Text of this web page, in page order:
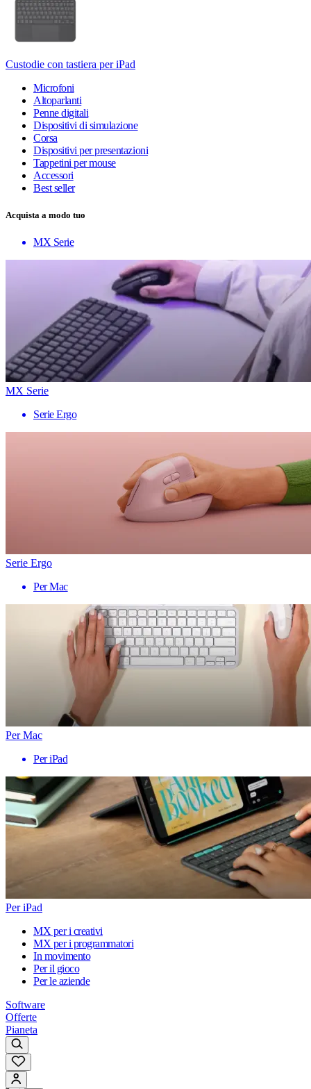
Custodie con tastiera per iPad
Microfoni
Altoparlanti
Penne digitali
Dispositivi di simulazione
Corsa
Dispositivi per presentazioni
Tappetini per mouse
Accessori
Best seller
Acquista a modo tuo
MX Serie
MX Serie
Serie Ergo
Serie Ergo
Per Mac
Per Mac
Per iPad
Per iPad
MX per i creativi
MX per i programmatori
In movimento
Per il gioco
Per le aziende
Software
Offerte
Pianeta